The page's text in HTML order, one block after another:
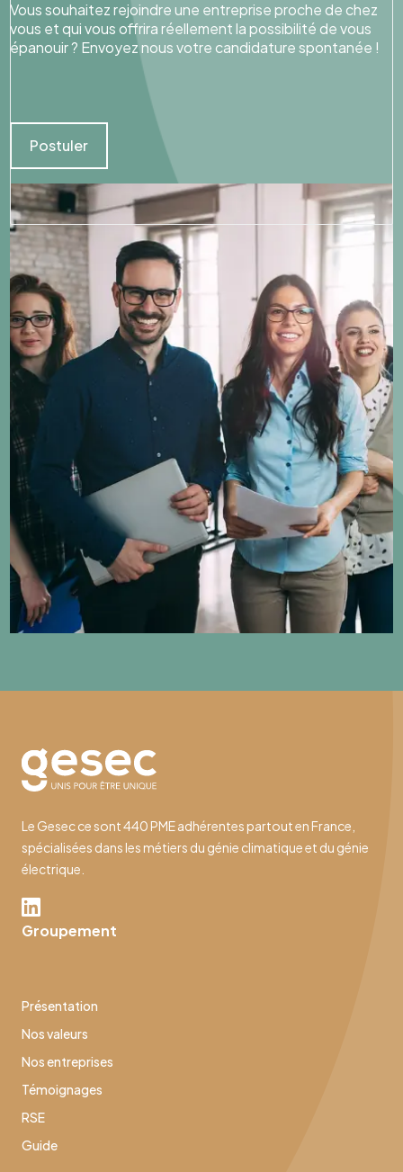
Vous souhaitez rejoindre une entreprise proche de chez
vous et qui vous offrira réellement la possibilité de vous
épanouir ? Envoyez nous votre candidature spontanée !
Postuler
Le Gesec ce sont 440 PME adhérentes partout en France,
spécialisées dans les métiers du génie climatique et du génie
électrique.
Groupement
Présentation
Nos valeurs
Nos entreprises
Témoignages
RSE
Guide